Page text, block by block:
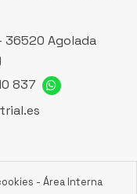
36520 Agolada
837
- Área Interna